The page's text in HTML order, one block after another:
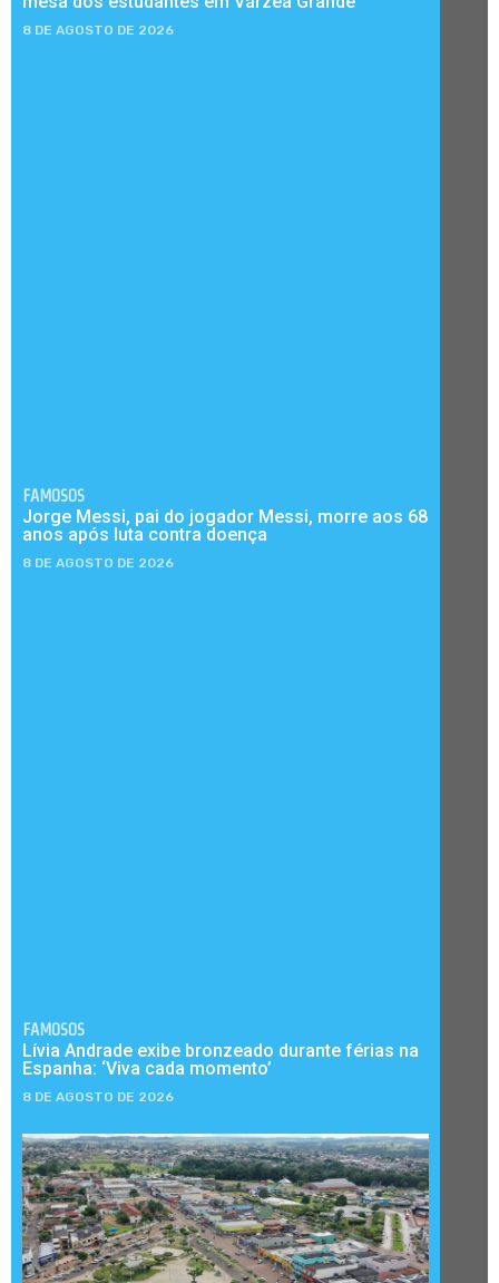
8 DE AGOSTO DE 2026
FAMOSOS
Jorge Messi, pai do jogador Messi, morre aos 68
anos após luta contra doença
8 DE AGOSTO DE 2026
FAMOSOS
Lívia Andrade exibe bronzeado durante férias na
Espanha: ‘Viva cada momento’
8 DE AGOSTO DE 2026